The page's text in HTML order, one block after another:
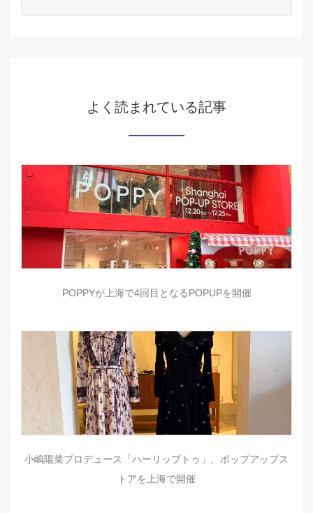
よく読まれている記事
POPPYが上海で4回目となるPOPUPを開催
小嶋陽菜プロデュース「ハーリップトゥ」、ポップアップス
トアを上海で開催